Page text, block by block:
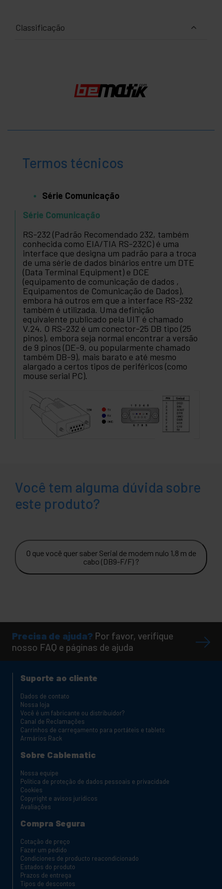
Classificação
Termos técnicos
Série Comunicação
Série Comunicação
RS-232 (Padrão Recomendado 232, também
conhecida como EIA/TIA RS-232C) é uma
interface que designa um padrão para a troca
de uma série de dados binários entre um DTE
(Data Terminal Equipment) e DCE
(equipamento de comunicação de dados ,
Equipamentos de Comunicação de Dados),
embora há outros em que a interface RS-232
também é utilizada. Uma definição
equivalente publicado pela UIT é chamado
V.24. O RS-232 é um conector-25 DB tipo (25
pinos), embora seja normal encontrar a versão
de 9 pinos (DE-9, ou popularmente chamado
também DB-9), mais barato e até mesmo
alargado a certos tipos de periféricos (como
mouse serial PC).
Você tem alguma dúvida sobre
este produto?
O que você quer saber Serial de modem nulo 1,8 m de
cabo (DB9-F/F) ?
Precisa de ajuda? Por favor, verifique
nosso FAQ e páginas de ajuda
Suporte ao cliente
Dados de contato
Nossa loja
Você é um fabricante ou distribuidor?
Canal de Reclamações
Carrinhos de carregamento para portáteis e tablets
Armários Rack
Sobre Cablematic
Nossa equipe
Política de proteção de dados pessoais e privacidade
Cookies
Copyright e avisos jurídicos
Avaliações
Compra Segura
Cotação de preço
Fazer um pedido
Condiciones de producto reacondicionado
Estados do produto
Prazos de entrega
Tipos de descontos